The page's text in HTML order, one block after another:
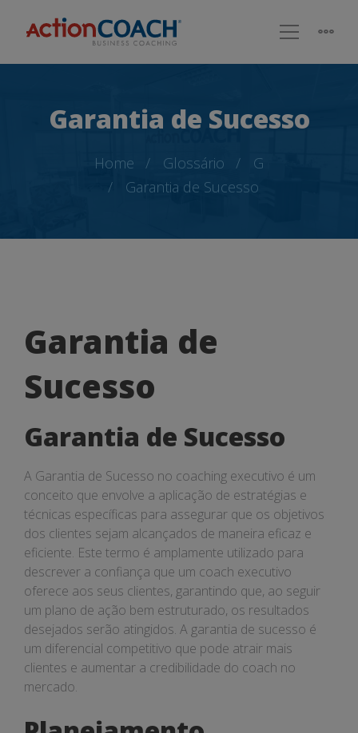
Garantia de Sucesso
Home Glossário
G
Garantia de Sucesso
Garantia
de
Sucesso
Garantia de
Sucesso
Garantia de Sucesso
A Garantia de Sucesso no coaching executivo é um
conceito que envolve a aplicação de estratégias e
técnicas específicas para assegurar que os objetivos
dos clientes sejam alcançados de maneira eficaz e
eficiente. Este termo é amplamente utilizado para
descrever a confiança que um coach executivo
oferece aos seus clientes, garantindo que, ao seguir
um plano de ação bem estruturado, os resultados
desejados serão atingidos. A garantia de sucesso é
um diferencial competitivo que pode atrair mais
clientes e aumentar a credibilidade do coach no
mercado.